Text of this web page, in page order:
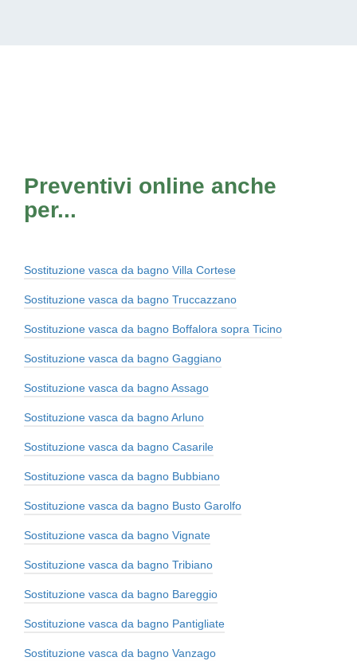
Preventivi online anche
per...
Sostituzione vasca da bagno Villa Cortese
Sostituzione vasca da bagno Truccazzano
Sostituzione vasca da bagno Boffalora sopra Ticino
Sostituzione vasca da bagno Gaggiano
Sostituzione vasca da bagno Assago
Sostituzione vasca da bagno Arluno
Sostituzione vasca da bagno Casarile
Sostituzione vasca da bagno Bubbiano
Sostituzione vasca da bagno Busto Garolfo
Sostituzione vasca da bagno Vignate
Sostituzione vasca da bagno Tribiano
Sostituzione vasca da bagno Bareggio
Sostituzione vasca da bagno Pantigliate
Sostituzione vasca da bagno Vanzago